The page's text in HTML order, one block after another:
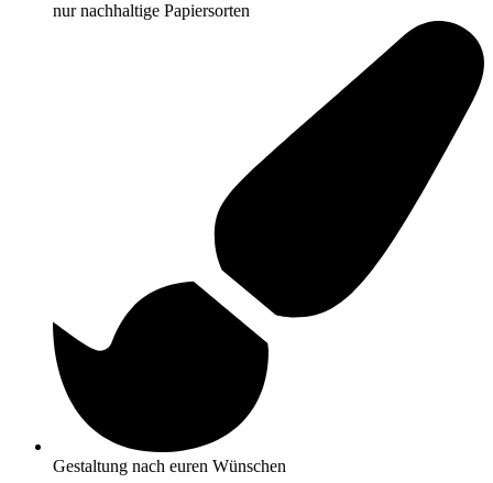
nur nachhaltige Papiersorten
Gestaltung nach euren Wünschen